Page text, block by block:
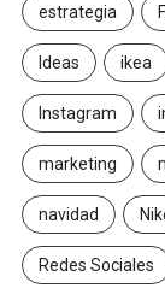
estrategia
Ideas ikea
Instagram
marketing
navidad
Redes Sociales